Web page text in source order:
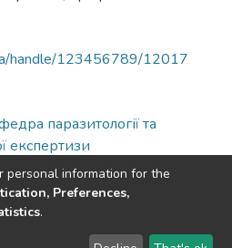
handle/123456789/12017
паразитології та
експертизи
© 2002-2026 LYRASIS
personal information for the
Preferences,
.